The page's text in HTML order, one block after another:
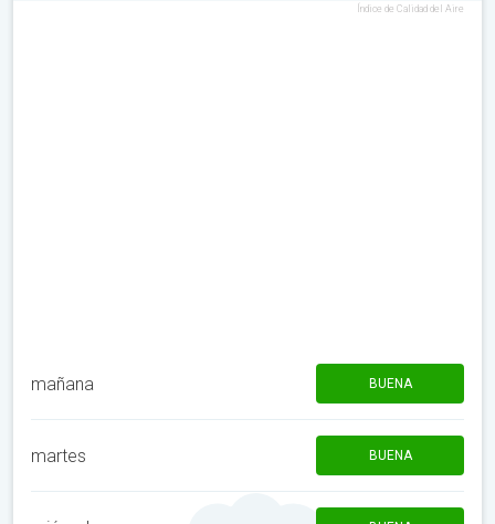
Índice de Calidad del Aire
mañana BUENA
martes BUENA